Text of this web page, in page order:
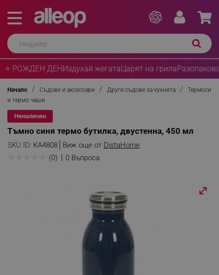
⭐ РОЖДЕН ДЕНИздухай жегатаЦарят на грила
Начало Съдове и аксесоари Други съдове за кухнята
Термоси
и термо чаши
Неналичен
Тъмно синя термо бутилка, двустенна, 450 мл
SKU ID: KA4808 Виж още от DistaHome
(0) 0 Въпроса